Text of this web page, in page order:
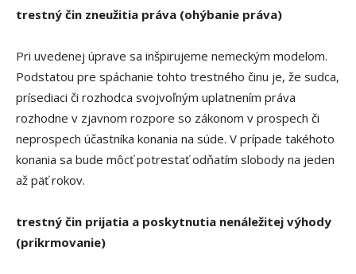
trestný čin zneužitia práva (ohýbanie práva)
Pri uvedenej úprave sa inšpirujeme nemeckým modelom.
Podstatou pre spáchanie tohto trestného činu je, že sudca,
prísediaci či rozhodca svojvoľným uplatnením práva
rozhodne v zjavnom rozpore so zákonom v prospech či
neprospech účastníka konania na súde. V prípade takéhoto
konania sa bude môcť potrestať odňatím slobody na jeden
až päť rokov.
trestný čin prijatia a poskytnutia nenáležitej výhody
(prikrmovanie)